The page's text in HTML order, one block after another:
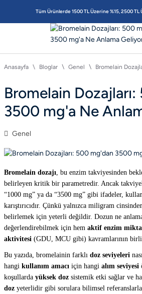
Tüm Ürünlerde 1500 TL Üzerine %15, 2500
Anasayfa Bloglar Genel Bromelain
Bromelain
3500 mg'a Ne
Genel
Bromelain dozajı , bu enzim takviyesinden
belirleyen kritik bir parametredir. Ancak
“1000 mg” ya da “3500 mg” gibi ifadeler,
karıştırıcıdır. Çünkü yalnızca miligram
belirlemek için yeterli değildir. Dozun ne
değerlendirebilmek için hem aktif enzim
aktivitesi (GDU, MCU gibi) kavramlarının
Bu yazıda, bromelainin farklı doz seviyeleri
hangi kullanım amacı için hangi alım seviyesi
koşullarda yüksek doz sistemik etki sağlar ve
doz yeterlidir gibi sorulara bilimsel